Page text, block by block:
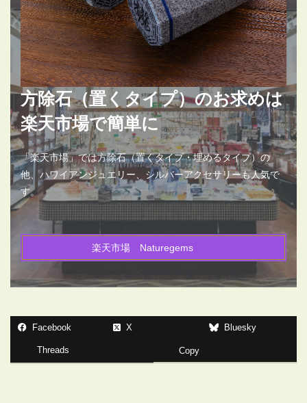
方除石（置くタイプ）のお求めは
楽天市場で簡単に
「楽天市場」では方除石（置くタイプ・埋めるタイプ）の
他、ハワイアンジュエリー、シルバーアクセサリーも人気で
す。
楽天市場 Naturegems
Facebook X Bluesky
Threads Copy